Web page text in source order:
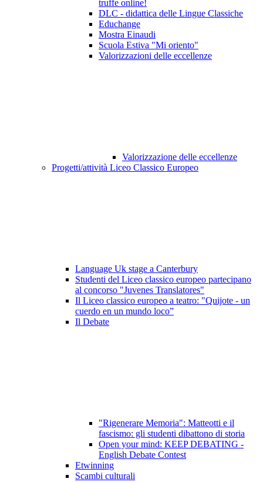
truffe online!
DLC - didattica delle Lingue Classiche
Educhange
Mostra Einaudi
Scuola Estiva "Mi oriento"
Valorizzazioni delle eccellenze
Valorizzazione delle eccellenze
Progetti/attività Liceo Classico Europeo
Language Uk stage a Canterbury
Studenti del Liceo classico europeo partecipano
al concorso "Juvenes Translatores"
Il Liceo classico europeo a teatro: "Quijote - un
cuerdo en un mundo loco”
Il Debate
"Rigenerare Memoria": Matteotti e il
fascismo: gli studenti dibattono di storia
Open your mind: KEEP DEBATING -
English Debate Contest
Etwinning
Scambi culturali